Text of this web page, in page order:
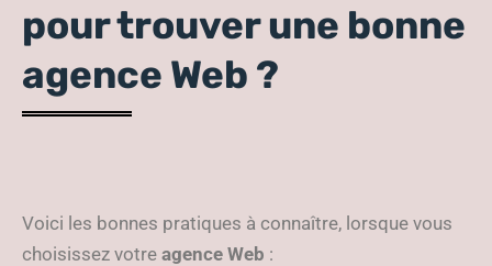
pour trouver une bonne
agence Web ?
Voici les bonnes pratiques à connaître, lorsque vous
choisissez votre agence Web :